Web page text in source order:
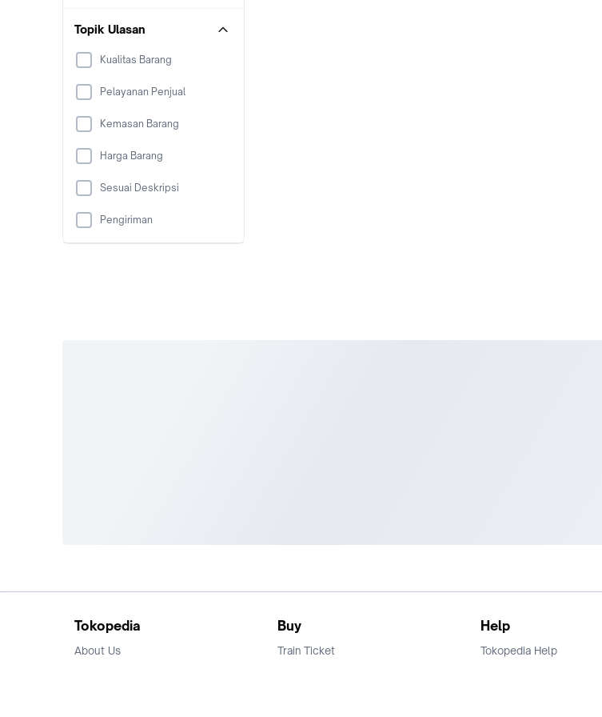
Topik Ulasan
Kualitas Barang
Pelayanan Penjual
Kemasan Barang
Harga Barang
Sesuai Deskripsi
Pengiriman
Tokopedia
About Us
Buy
Train Ticket
Help
Tokopedia Help